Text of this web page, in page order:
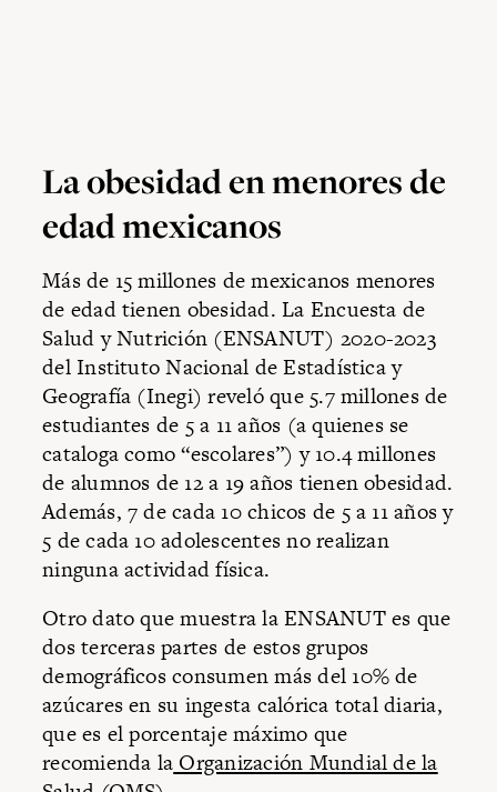
La obesidad en menores de
edad mexicanos
Más de 15 millones de mexicanos menores
de edad tienen obesidad. La Encuesta de
Salud y Nutrición (ENSANUT) 2020-2023
del Instituto Nacional de Estadística y
Geografía (Inegi) reveló que 5.7 millones de
estudiantes de 5 a 11 años (a quienes se
cataloga como “escolares”) y 10.4 millones
de alumnos de 12 a 19 años tienen obesidad.
Además, 7 de cada 10 chicos de 5 a 11 años y
5 de cada 10 adolescentes no realizan
ninguna actividad física.
Otro dato que muestra la ENSANUT es que
dos terceras partes de estos grupos
demográficos consumen más del 10% de
azúcares en su ingesta calórica total diaria,
que es el porcentaje máximo que
recomienda la Organización Mundial de la